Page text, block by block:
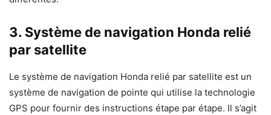
3. Système de navigation Honda relié
par satellite
Le système de navigation Honda relié par satellite est un
système de navigation de pointe qui utilise la technologie
GPS pour fournir des instructions étape par étape. Il s’agit